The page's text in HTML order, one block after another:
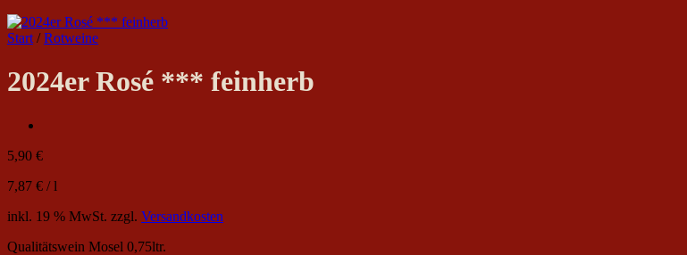
Start / Rotweine
2024er Rosé *** feinherb
5,90 €
7,87 € /l
inkl. 19 % MwSt. zzgl. Versandkosten
Qualitätswein Mosel 0,75ltr.